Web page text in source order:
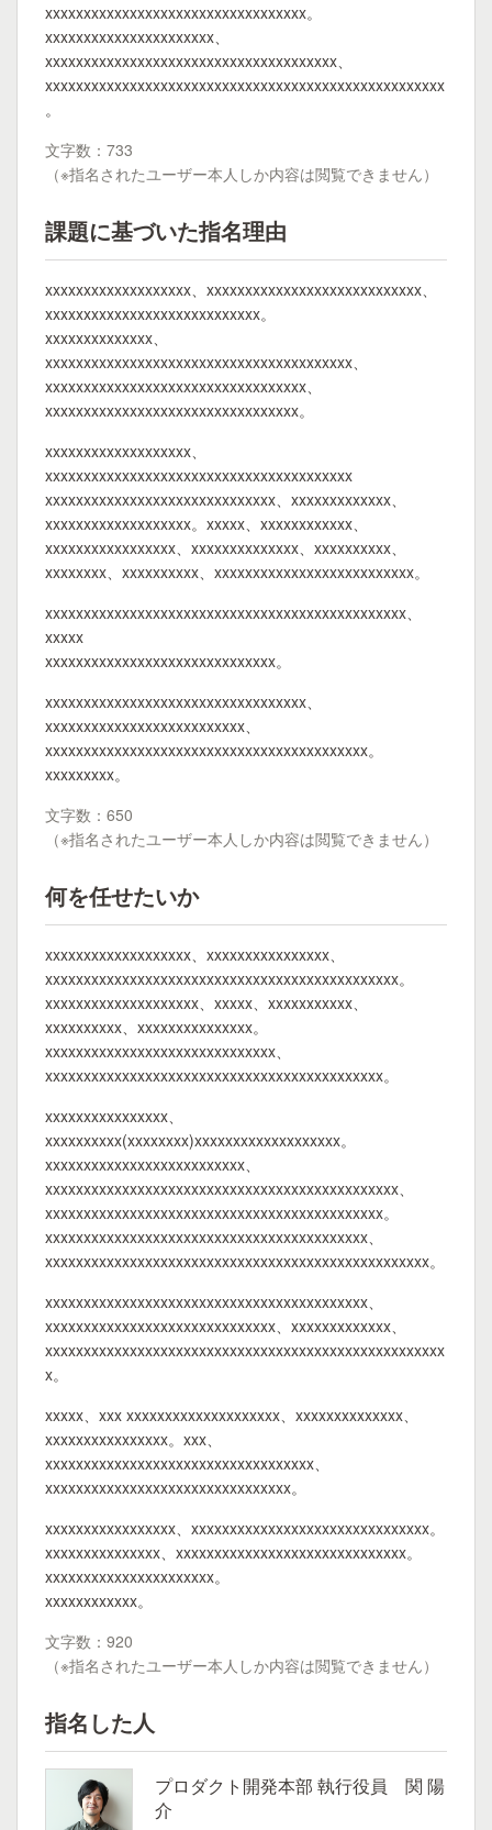
xxxxxxxxxxxxxxxxxxxxxxxxxxxxxxxxxx。
xxxxxxxxxxxxxxxxxxxxxx、
xxxxxxxxxxxxxxxxxxxxxxxxxxxxxxxxxxxxxx、
xxxxxxxxxxxxxxxxxxxxxxxxxxxxxxxxxxxxxxxxxxxxxxxxxxxx
。
文字数：733
（※指名されたユーザー本人しか内容は閲覧できません）
課題に基づいた指名理由
xxxxxxxxxxxxxxxxxxx、xxxxxxxxxxxxxxxxxxxxxxxxxxxx、
xxxxxxxxxxxxxxxxxxxxxxxxxxxx。
xxxxxxxxxxxxxx、
xxxxxxxxxxxxxxxxxxxxxxxxxxxxxxxxxxxxxxxx、
xxxxxxxxxxxxxxxxxxxxxxxxxxxxxxxxxx、
xxxxxxxxxxxxxxxxxxxxxxxxxxxxxxxxx。
xxxxxxxxxxxxxxxxxxx、
xxxxxxxxxxxxxxxxxxxxxxxxxxxxxxxxxxxxxxxx
xxxxxxxxxxxxxxxxxxxxxxxxxxxxxx、xxxxxxxxxxxxx、
xxxxxxxxxxxxxxxxxxx。xxxxx、xxxxxxxxxxxx、
xxxxxxxxxxxxxxxxx、xxxxxxxxxxxxxx、xxxxxxxxxx、
xxxxxxxx、xxxxxxxxxx、xxxxxxxxxxxxxxxxxxxxxxxxxx。
xxxxxxxxxxxxxxxxxxxxxxxxxxxxxxxxxxxxxxxxxxxxxxx、
xxxxx
xxxxxxxxxxxxxxxxxxxxxxxxxxxxxx。
xxxxxxxxxxxxxxxxxxxxxxxxxxxxxxxxxx、
xxxxxxxxxxxxxxxxxxxxxxxxxx、
xxxxxxxxxxxxxxxxxxxxxxxxxxxxxxxxxxxxxxxxxx。
xxxxxxxxx。
文字数：650
（※指名されたユーザー本人しか内容は閲覧できません）
何を任せたいか
xxxxxxxxxxxxxxxxxxx、xxxxxxxxxxxxxxxx、
xxxxxxxxxxxxxxxxxxxxxxxxxxxxxxxxxxxxxxxxxxxxxx。
xxxxxxxxxxxxxxxxxxxx、xxxxx、xxxxxxxxxxx、
xxxxxxxxxx、xxxxxxxxxxxxxxx。
xxxxxxxxxxxxxxxxxxxxxxxxxxxxxx、
xxxxxxxxxxxxxxxxxxxxxxxxxxxxxxxxxxxxxxxxxxxx。
xxxxxxxxxxxxxxxx、
xxxxxxxxxx(xxxxxxxx)xxxxxxxxxxxxxxxxxxx。
xxxxxxxxxxxxxxxxxxxxxxxxxx、
xxxxxxxxxxxxxxxxxxxxxxxxxxxxxxxxxxxxxxxxxxxxxx、
xxxxxxxxxxxxxxxxxxxxxxxxxxxxxxxxxxxxxxxxxxxx。
xxxxxxxxxxxxxxxxxxxxxxxxxxxxxxxxxxxxxxxxxx、
xxxxxxxxxxxxxxxxxxxxxxxxxxxxxxxxxxxxxxxxxxxxxxxxxx。
xxxxxxxxxxxxxxxxxxxxxxxxxxxxxxxxxxxxxxxxxx、
xxxxxxxxxxxxxxxxxxxxxxxxxxxxxx、xxxxxxxxxxxxx、
xxxxxxxxxxxxxxxxxxxxxxxxxxxxxxxxxxxxxxxxxxxxxxxxxxxx
x。
xxxxx、xxx xxxxxxxxxxxxxxxxxxxx、xxxxxxxxxxxxxx、
xxxxxxxxxxxxxxxx。xxx、
xxxxxxxxxxxxxxxxxxxxxxxxxxxxxxxxxxx、
xxxxxxxxxxxxxxxxxxxxxxxxxxxxxxxx。
xxxxxxxxxxxxxxxxx、xxxxxxxxxxxxxxxxxxxxxxxxxxxxxxx。
xxxxxxxxxxxxxxx、xxxxxxxxxxxxxxxxxxxxxxxxxxxxxx。
xxxxxxxxxxxxxxxxxxxxxx。
xxxxxxxxxxxx。
文字数：920
（※指名されたユーザー本人しか内容は閲覧できません）
指名した人
プロダクト開発本部 執行役員 関 陽
介